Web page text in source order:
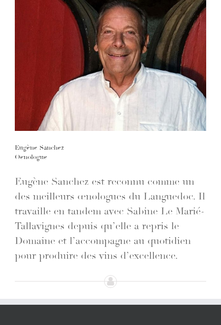
Eugène Sanchez
Oenologue
Eugène Sanchez est reconnu comme un
des meilleurs œnologues du Languedoc. Il
travaille en tandem avec Sabine Le Marié-
Tallavignes depuis qu’elle a repris le
Domaine et l’accompagne au quotidien
pour produire des vins d’excellence.